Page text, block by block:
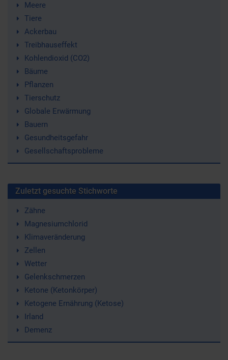
Meere
Tiere
Ackerbau
Treibhauseffekt
Kohlendioxid (CO2)
Bäume
Pflanzen
Tierschutz
Globale Erwärmung
Bauern
Gesundheitsgefahr
Gesellschaftsprobleme
Zuletzt gesuchte Stichworte
Zähne
Magnesiumchlorid
Klimaveränderung
Zellen
Wetter
Gelenkschmerzen
Ketone (Ketonkörper)
Ketogene Ernährung (Ketose)
Irland
Demenz